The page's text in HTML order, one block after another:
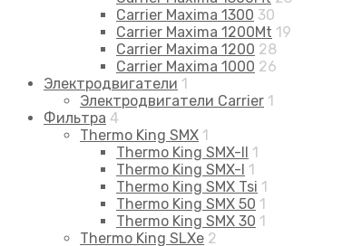
Carrier Maxima 1300 30
Carrier Maxima 1200Mt 19
Carrier Maxima 1200 28
Carrier Maxima 1000 26
Электродвигатели 1
Электродвигатели Carrier 1
Фильтра 4
Thermo King SMX 1
Thermo King SMX-II 1
Thermo King SMX-I 1
Thermo King SMX Tsi 1
Thermo King SMX 50 1
Thermo King SMX 30 1
Thermo King SLXe 2